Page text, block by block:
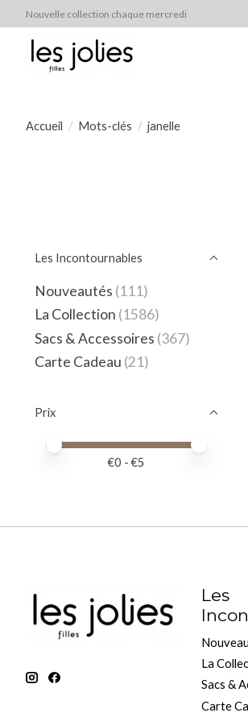
Nouvelle collection chaque mercredi
Accueil / Mots-clés / janelle
Les Incontournables
Nouveautés (111)
La Collection (1586)
Sacs & Accessoires (367)
Carte Cadeau (21)
Prix
Prix minimum
Price maximum value
€0 - €5
Les
La
Sacs &
Carte